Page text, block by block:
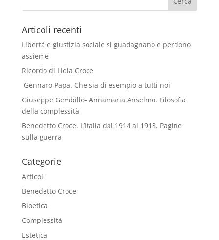
Articoli recenti
Libertà e giustizia sociale si guadagnano e perdono
assieme
Ricordo di Lidia Croce
Gennaro Papa. Che sia di esempio a tutti noi
Giuseppe Gembillo- Annamaria Anselmo. Filosofia
della complessità
Benedetto Croce. L’Italia dal 1914 al 1918. Pagine
sulla guerra
Categorie
Articoli
Benedetto Croce
Bioetica
Complessità
Estetica